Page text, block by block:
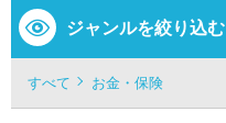
ジャンルを絞り込む
すべて お金・保険